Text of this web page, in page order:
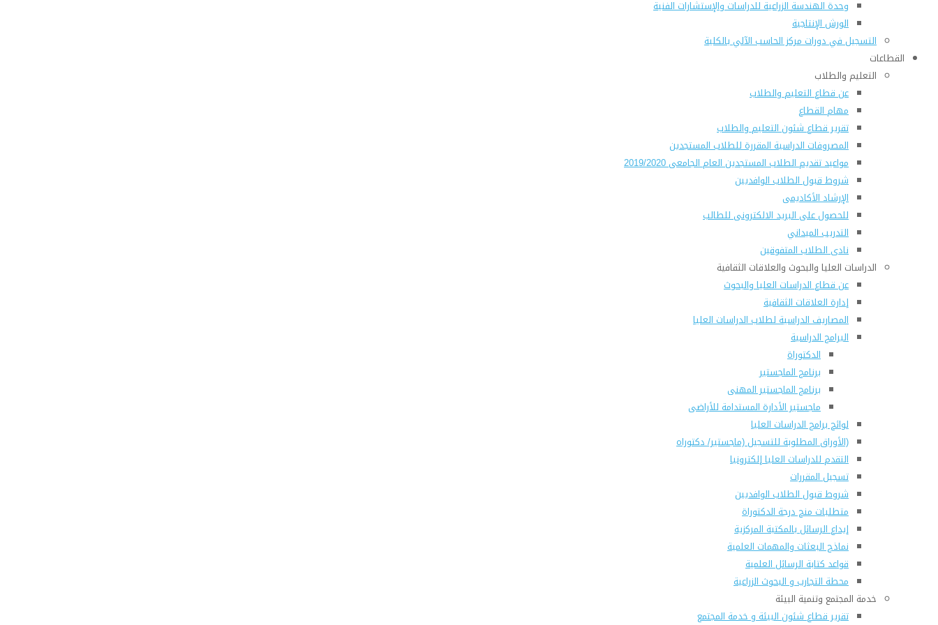
وحدة الهندسة الزراعية للدراسات والإستشارات الفنية
الورش الإنتاجية
التسجيل في دورات مركز الحاسب الآلي بالكلية
القطاعات
التعليم والطلاب
عن قطاع التعليم والطلاب
مهام القطاع
تقرير قطاع شئون التعليم والطلاب
المصروفات الدراسية المقررة للطلاب المستجدين
مواعيد تقديم الطلاب المستجدين العام الجامعى 2019/2020
شروط قبول الطلاب الوافديين
الإرشاد الأكاديمى
للحصول على البريد الالكترونى للطالب
التدريب الميداني
نادى الطلاب المتفوقين
الدراسات العليا والبحوث والعلاقات الثقافية
عن قطاع الدراسات العليا والبحوث
إدارة العلاقات الثقافية
المصاريف الدراسية لطلاب الدراسات العليا
البرامج الدراسية
الدكتوراة
برنامج الماجستير
برنامج الماجستير المهنى
ماجستير الأدارة المستدامة للأراضى
لوائح برامج الدراسات العليا
(الأوراق المطلوبة للتسجيل (ماجستير/ دكتوراه
التقدم للدراسات العليا إلكترونيا
تسجيل المقررات
شروط قبول الطلاب الوافديين
متطلبات منح درجة الدكتوراة
إيداع الرسائل بالمكتبة المركزية
نماذج البعثات والمهمات العلمية
قواعد كتابة الرسائل العلمية
محطة التجارب و البحوث الزراعية
خدمة المجتمع وتنمية البيئة
تقرير قطاع شئون البيئة و خدمة المجتمع